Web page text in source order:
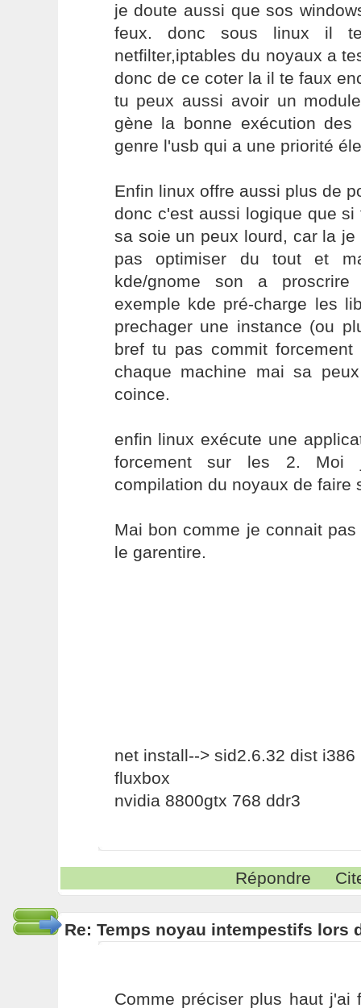
je doute aussi que sos
feux. donc sous linux il te
netfilter,iptables du noyaux a
donc de ce coter la il te faux
tu peux aussi avoir un
gène la bonne exécution des
genre l'usb qui a une priorité
Enfin linux offre aussi plus de
donc c'est aussi logique que
sa soie un peux lourd, car la
pas optimiser du tout et
kde/gnome son a
exemple kde pré-charge les
prechager une instance (ou
bref tu pas commit
chaque machine mai sa
coince.
enfin linux exécute une
forcement sur les 2. Moi
compilation du noyaux de faire
Mai bon comme je connait
le garentire.
net install--> sid2.6.32 dist i386
fluxbox
nvidia 8800gtx 768 ddr3
Répondre
Re: Temps noyau intempestifs lors
Comme préciser plus haut j'ai